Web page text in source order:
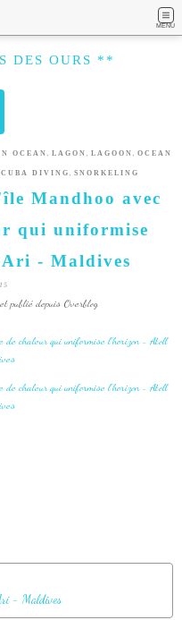
MENU
DES OURS **
OCEAN , LAGON , LAGOON , OCEAN
DIVING , SNORKELING
Mandhoo avec
qui uniformise
- Maldives
publié depuis Overblog
- Maldives